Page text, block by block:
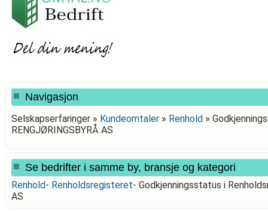
Navigasjon
Selskapserfaringer » Kundeomtaler » Renhold »
RENGJØRINGSBYRÅ AS
Se bedrifter i samme by, bransje og kategori
Renhold- Renholdsregisteret- Godkjenningsstatus i
AS